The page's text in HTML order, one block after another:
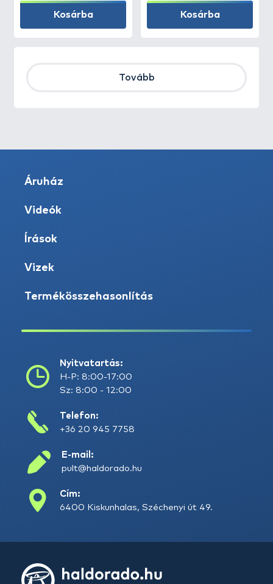
Kosárba Kosárba
Tovább
Áruház
Videók
Írások
Vizek
Termékösszehasonlítás
Nyitvatartás:
H-P: 8:00-17:00
Sz: 8:00 - 12:00
Telefon:
+36 20 945 7758
E-mail:
pult@haldorado.hu
Cím:
6400 Kiskunhalas, Széchenyi út 49.